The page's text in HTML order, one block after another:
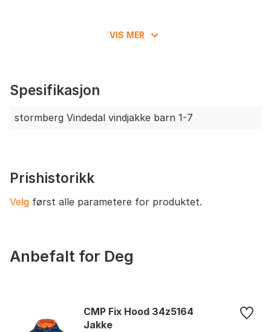
VIS MER
Spesifikasjon
stormberg Vindedal vindjakke barn 1-7
Prishistorikk
Velg først alle parametere for produktet.
Anbefalt for Deg
CMP Fix Hood 34z5164
Jakke